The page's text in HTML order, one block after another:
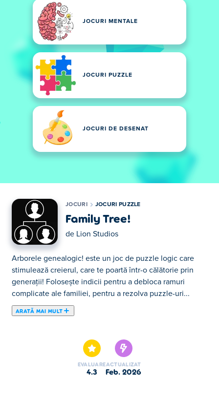
JOCURI MENTALE
JOCURI PUZZLE
JOCURI DE DESENAT
JOCURI JOCURI PUZZLE
Family Tree!
de Lion Studios
Arborele genealogic! este un joc de puzzle logic care
stimulează creierul, care te poartă într-o călătorie prin
generații! Folosește indicii pentru a debloca ramuri
complicate ale familiei, pentru a rezolva puzzle-uri...
ARATĂ MAI MULT
generații! Folosește indicii pentru a debloca ramuri
complicate ale familiei, pentru a rezolva puzzle-uri și
pentru a descoperi poveștile ascunse ale strămoșilor. Pe
EVALUARE
4.3
ACTUALIZAT
feb. 2026